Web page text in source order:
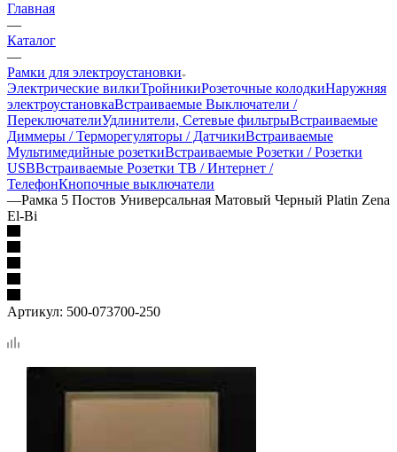
Главная
—
Каталог
—
Рамки для электроустановки
Электрические вилкиТройникиРозеточные колодкиНаружняя
электроустановкаВстраиваемые Выключатели /
ПереключателиУдлинители, Сетевые фильтрыВстраиваемые
Диммеры / Терморегуляторы / ДатчикиВстраиваемые
Мультимедийные розеткиВстраиваемые Розетки / Розетки
USBВстраиваемые Розетки ТВ / Интернет /
ТелефонКнопочные выключатели
—Рамка 5 Постов Универсальная Матовый Черный Platin Zena
El-Bi
Артикул: 500-073700-250